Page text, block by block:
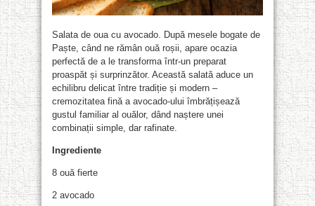
Salata de oua cu avocado. După mesele bogate de
Paște, când ne rămân ouă roșii, apare ocazia
perfectă de a le transforma într-un preparat
proaspăt și surprinzător. Această salată aduce un
echilibru delicat între tradiție și modern –
cremozitatea fină a avocado-ului îmbrățișează
gustul familiar al ouălor, dând naștere unei
combinații simple, dar rafinate.
Ingrediente
8 ouă fierte
2 avocado